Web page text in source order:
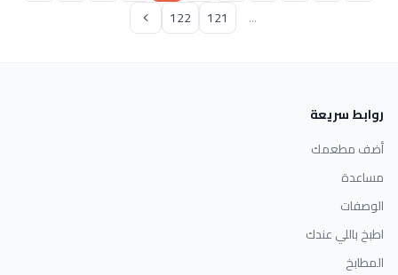
...
121
122
روابط سريعة
أضف مطعمك
مساعدة
الوصفات
اطبخ باللي عندك
المطابخ